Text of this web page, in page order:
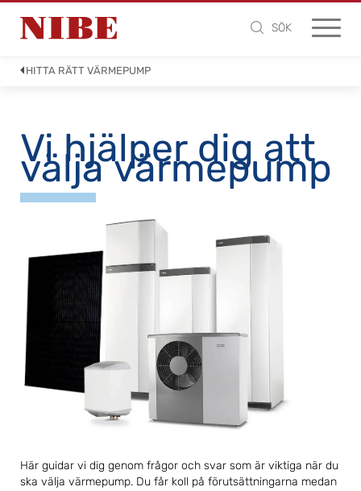
SÖK
HITTA RÄTT VÄRMEPUMP
Vi hjälper dig att
välja värmepump
Här guidar vi dig genom frågor och svar som är viktiga när du
ska välja värmepump. Du får koll på förutsättningarna medan